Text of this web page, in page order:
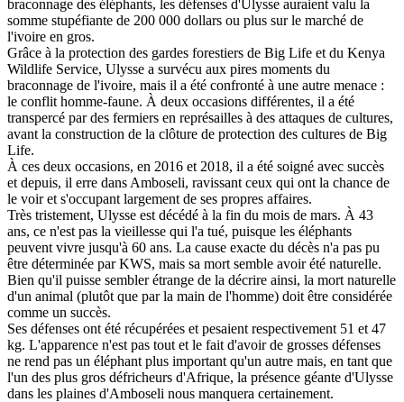
braconnage des éléphants, les défenses d'Ulysse auraient valu la
somme stupéfiante de 200 000 dollars ou plus sur le marché de
l'ivoire en gros.
Grâce à la protection des gardes forestiers de Big Life et du Kenya
Wildlife Service, Ulysse a survécu aux pires moments du
braconnage de l'ivoire, mais il a été confronté à une autre menace :
le conflit homme-faune. À deux occasions différentes, il a été
transpercé par des fermiers en représailles à des attaques de cultures,
avant la construction de la clôture de protection des cultures de Big
Life.
À ces deux occasions, en 2016 et 2018, il a été soigné avec succès
et depuis, il erre dans Amboseli, ravissant ceux qui ont la chance de
le voir et s'occupant largement de ses propres affaires.
Très tristement, Ulysse est décédé à la fin du mois de mars. À 43
ans, ce n'est pas la vieillesse qui l'a tué, puisque les éléphants
peuvent vivre jusqu'à 60 ans. La cause exacte du décès n'a pas pu
être déterminée par KWS, mais sa mort semble avoir été naturelle.
Bien qu'il puisse sembler étrange de la décrire ainsi, la mort naturelle
d'un animal (plutôt que par la main de l'homme) doit être considérée
comme un succès.
Ses défenses ont été récupérées et pesaient respectivement 51 et 47
kg. L'apparence n'est pas tout et le fait d'avoir de grosses défenses
ne rend pas un éléphant plus important qu'un autre mais, en tant que
l'un des plus gros défricheurs d'Afrique, la présence géante d'Ulysse
dans les plaines d'Amboseli nous manquera certainement.